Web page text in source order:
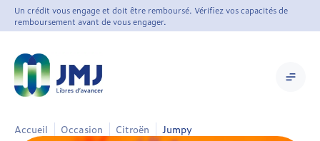
Un crédit vous engage et doit être remboursé. Vérifiez vos capacités de
remboursement avant de vous engager.
Accueil Occasion Citroën Jumpy